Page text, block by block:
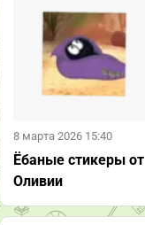
8 марта 2026 15:40
Ёбаные стикеры от
Оливии